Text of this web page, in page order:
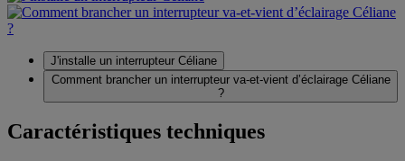
J'installe un interrupteur Céliane
Comment brancher un interrupteur va-et-vient d’éclairage Céliane
?
Caractéristiques techniques